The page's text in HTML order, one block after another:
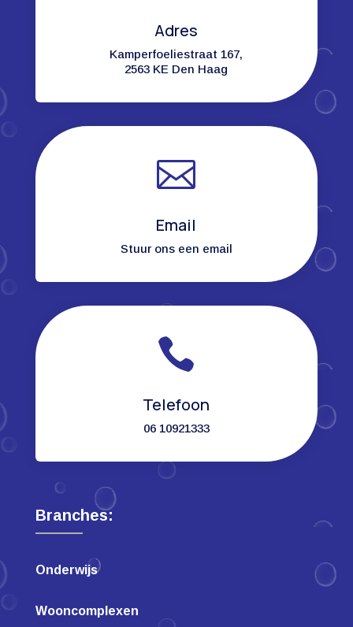
Adres
Kamperfoeliestraat 167,
2563 KE Den Haag

Email
Stuur ons een email

Telefoon
06 10921333
Branches:
Onderwijs
Wooncomplexen